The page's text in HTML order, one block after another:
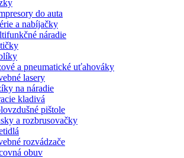
do auta
a nabíjačky
náradie
a pneumatické uťahováky
lasery
na náradie
kladivá
pištole
a rozbrusovačky
rozvádzače
obuv